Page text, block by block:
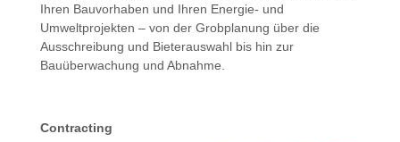
Ihren Bauvorhaben und Ihren Energie- und
Umweltprojekten – von der Grobplanung über die
Ausschreibung und Bieterauswahl bis hin zur
Bauüberwachung und Abnahme.
Contracting